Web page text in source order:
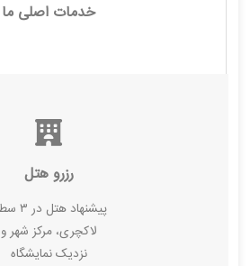
خدمات اصلی ما
رزرو هتل
پیشنهاد هتل در ۳ سطح
لاکچری، مرکز شهر و
نزدیک نمایشگاه